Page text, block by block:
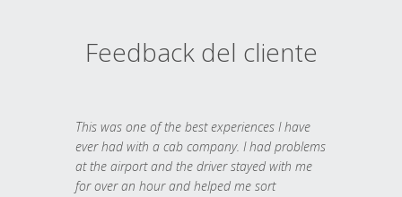
Feedback del cliente
This was one of the best experiences I have
ever had with a cab company. I had problems
at the airport and the driver stayed with me
for over an hour and helped me sort